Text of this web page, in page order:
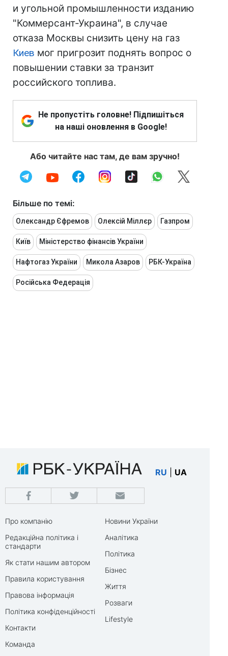
и угольной промышленности изданию
"Коммерсант-Украина", в случае
отказа Москвы снизить цену на газ
Киев мог пригрозит поднять вопрос о
повышении ставки за транзит
российского топлива.
Не пропустіть головне! Підпишіться
на наші оновлення в Google!
Або читайте нас там, де вам зручно!
Більше по темі:
Олександр Єфремов Олексій Міллєр Газпром
Київ Міністерство фінансів України
Нафтогаз України Микола Азаров РБК-Україна
Російська Федерація
RU UA
Про компанію
Редакційна політика і
стандарти
Як стати нашим автором
Правила користування
Правова інформація
Політика конфіденційності
Контакти
Команда
Новини України
Аналітика
Політика
Бізнес
Життя
Розваги
Lifestyle